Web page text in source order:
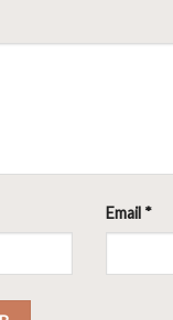
Email *